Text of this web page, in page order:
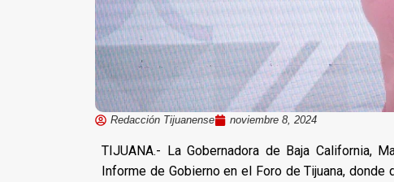
Redacción Tijuanense noviembre 8, 2024
TIJUANA.- La Gobernadora de Baja California,
Informe de Gobierno en el Foro de Tijuana,